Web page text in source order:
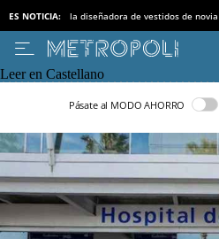
ES NOTICIA: la diseñadora de vestidos de
Leer en Castellano
Pásate al MODO AHORRO